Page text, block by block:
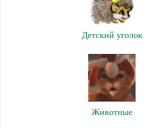
Детский уголок
Животные